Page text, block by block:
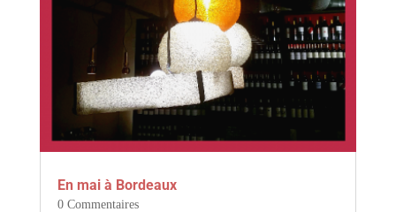
En mai à Bordeaux
0 Commentaires